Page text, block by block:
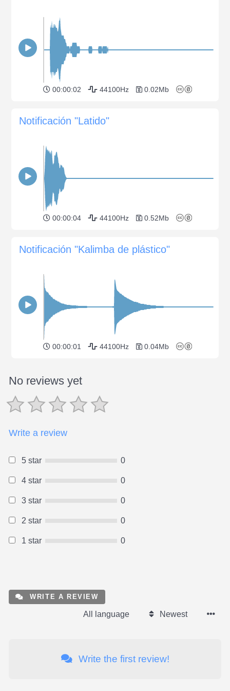
00:00:02 44100Hz 0.02Mb
Notificación "Latido"
00:00:04 44100Hz 0.52Mb
Notificación "Kalimba de plástico"
00:00:01 44100Hz 0.04Mb
No reviews yet
Write a review
5 star 0
4 star 0
3 star 0
2 star 0
1 star 0
WRITE A REVIEW
All language Newest
Write the first review!